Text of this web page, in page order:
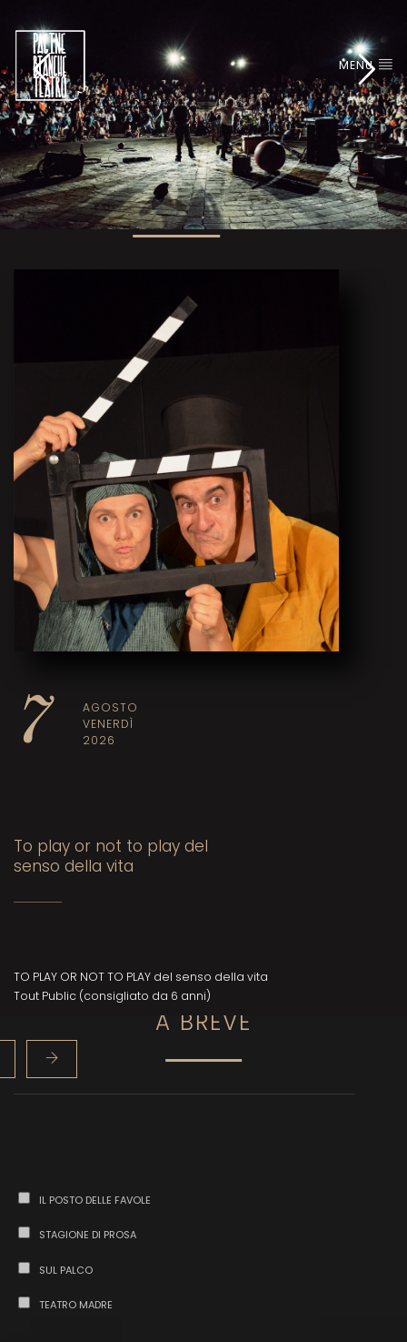
MENU
IN PROGRAMMA
7
AGOSTO
VENERDÌ
2026
To play or not to play del
senso della vita
TO PLAY OR NOT TO PLAY del senso della vita
Tout Public (consigliato da 6 anni)
A BREVE
IL POSTO DELLE FAVOLE
STAGIONE DI PROSA
SUL PALCO
TEATRO MADRE